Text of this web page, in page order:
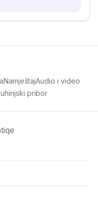
NamještajAudio i video
pribor